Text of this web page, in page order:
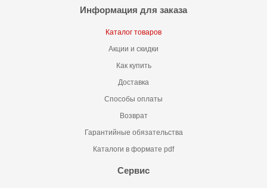
Информация для заказа
Каталог товаров
Акции и скидки
Как купить
Доставка
Способы оплаты
Возврат
Гарантийные обязательства
Каталоги в формате pdf
Сервис